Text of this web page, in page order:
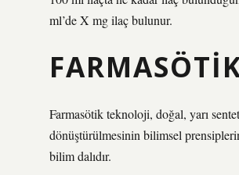
ml’de X mg ilaç bulunur.
Farmasötik teknoloji, doğal, yarı
dönüştürülmesinin bilimsel
bilim dalıdır.